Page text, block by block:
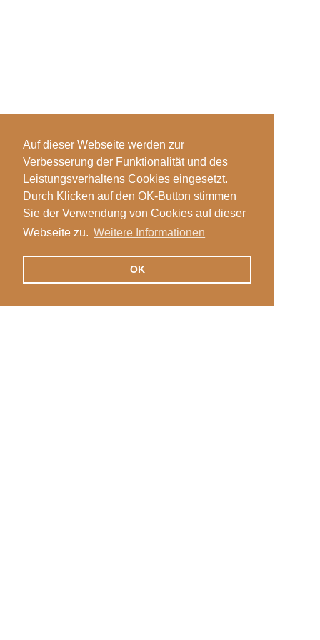
Auf dieser Webseite werden zur
Verbesserung der Funktionalität und des
Leistungsverhaltens Cookies eingesetzt.
Durch Klicken auf den OK-Button stimmen
Sie der Verwendung von Cookies auf dieser
Webseite zu. Weitere Informationen
OK